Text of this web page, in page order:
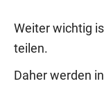
Weiter wichtig
teilen.
Daher werden